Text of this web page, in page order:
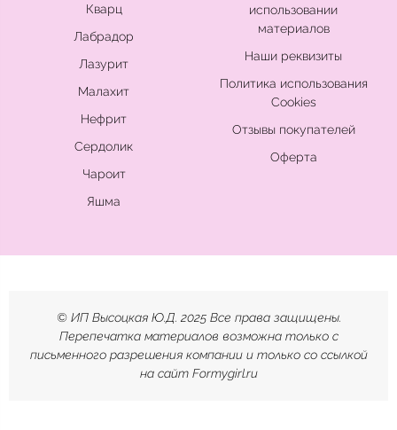
Кварц
Лабрадор
Лазурит
Малахит
Нефрит
Сердолик
Чароит
Яшма
использовании
материалов
Наши реквизиты
Политика использования
Cookies
Отзывы покупателей
Оферта
© ИП Высоцкая Ю.Д. 2025 Все права защищены.
Перепечатка материалов возможна только с
письменного разрешения компании и только со ссылкой
на сайт Formygirl.ru